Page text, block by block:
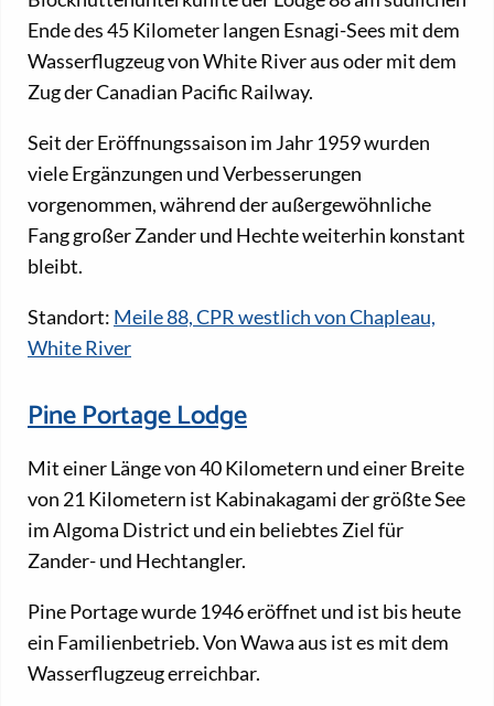
Ende des 45 Kilometer langen Esnagi-Sees mit dem
Wasserflugzeug von White River aus oder mit dem
Zug der Canadian Pacific Railway.
Seit der Eröffnungssaison im Jahr 1959 wurden
viele Ergänzungen und Verbesserungen
vorgenommen, während der außergewöhnliche
Fang großer Zander und Hechte weiterhin konstant
bleibt.
Standort: Meile 88, CPR westlich von Chapleau,
White River
Pine Portage Lodge
Mit einer Länge von 40 Kilometern und einer Breite
von 21 Kilometern ist Kabinakagami der größte See
im Algoma District und ein beliebtes Ziel für
Zander- und Hechtangler.
Pine Portage wurde 1946 eröffnet und ist bis heute
ein Familienbetrieb. Von Wawa aus ist es mit dem
Wasserflugzeug erreichbar.